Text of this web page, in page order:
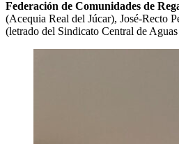
Federación de Comunidades de
(Acequia Real del Júcar), José-Recto
(letrado del Sindicato Central de